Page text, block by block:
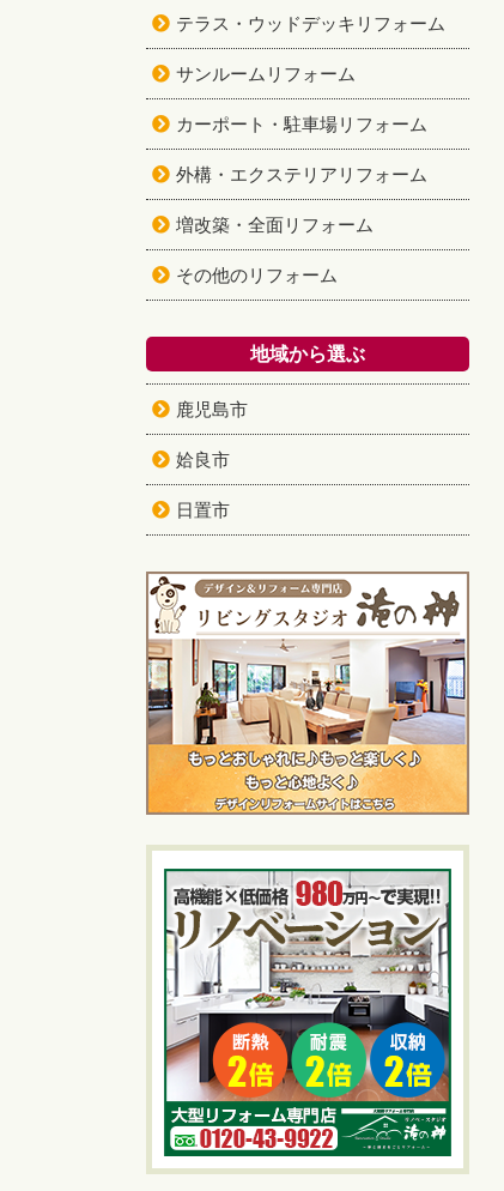
テラス・ウッドデッキリフォーム
サンルームリフォーム
カーポート・駐車場リフォーム
外構・エクステリアリフォーム
増改築・全面リフォーム
その他のリフォーム
地域から選ぶ
鹿児島市
姶良市
日置市